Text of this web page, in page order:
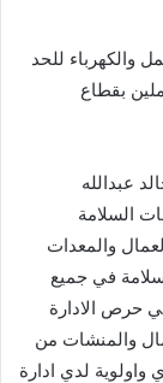
والكهرباء للحد
بقطاع
عبدالله
السلامة
والمعدات
في جميع
حرص الادارة
والمنشات من
لدي ادارة